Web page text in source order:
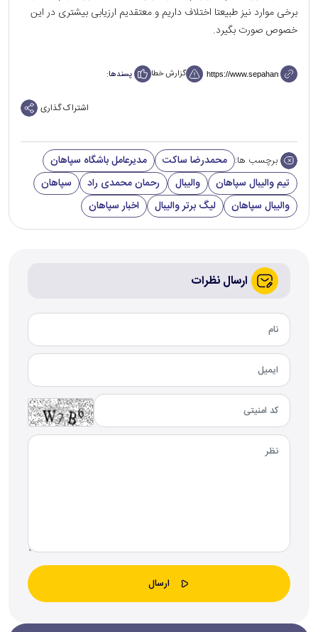
برخی موارد نیز طبیعتا اختلاف داریم و معتقدیم ارزیابی بیشتری در این
خصوص صورت بگیرد.
گزارش خطا پسندها:
اشتراک گذاری
برچسب ها: محمدرضا ساکت
مدیرعامل باشگاه سپاهان
تیم والیبال سپاهان
والیبال رحمان محمدی راد
سپاهان
والیبال سپاهان
لیگ برتر والیبال اخبار سپاهان
ارسال نظرات